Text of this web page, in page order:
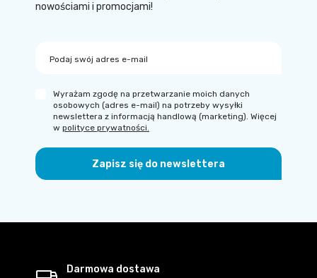
nowościami i promocjami!
Podaj swój adres e-mail
Zapisz się do newslettera
Wyrażam zgodę na przetwarzanie moich danych
osobowych (adres e-mail) na potrzeby wysyłki
newslettera z informacją handlową (marketing). Więcej
w polityce prywatności.
Darmowa dostawa